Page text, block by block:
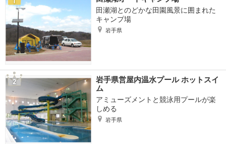
田瀬湖とのどかな田園風景に囲まれた
キャンプ場
岩手県
岩手県営屋内温水プール ホットスイ
ム
アミューズメントと競泳用プールが楽
しめる
岩手県